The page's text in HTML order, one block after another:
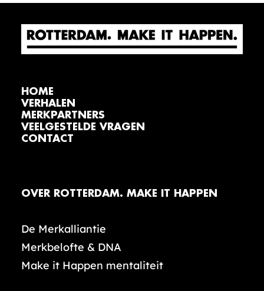
HOME
VERHALEN
MERKPARTNERS
VEELGESTELDE VRAGEN
CONTACT
OVER ROTTERDAM. MAKE IT HAPPEN
De Merkalliantie
Merkbelofte & DNA
Make it Happen mentaliteit